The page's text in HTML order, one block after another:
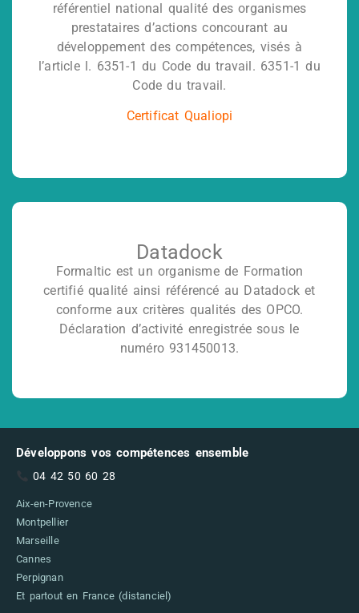
référentiel national qualité des organismes
prestataires d’actions concourant au
développement des compétences, visés à
l’article l. 6351-1 du Code du travail. 6351-1 du
Code du travail.
Certificat Qualiopi
Datadock
Formaltic est un organisme de Formation
certifié qualité ainsi référencé au Datadock et
conforme aux critères qualités des OPCO.
Déclaration d’activité enregistrée sous le
numéro 931450013.
Développons vos compétences ensemble
04 42 50 60 28
Aix-en-Provence
Montpellier
Marseille
Cannes
Perpignan
Et partout en France (distanciel)